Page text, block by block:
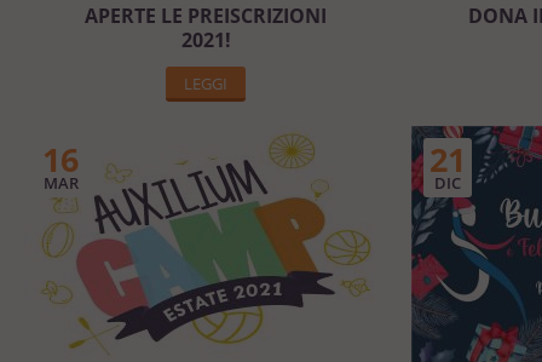
APERTE LE PREISCRIZIONI
2021!
LEGGI
DONA
16
MAR
21
DIC